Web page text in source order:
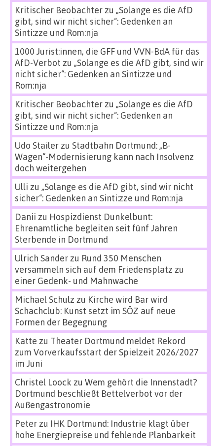
Kritischer Beobachterzu „Solange es die AfD
gibt, sind wir nicht sicher“: Gedenken an
Sinti:zze und Rom:nja
1000 Jurist:innen, die GFF und VVN-BdA für das
AfD-Verbot zu „Solange es die AfD gibt, sind wir
nicht sicher“: Gedenken an Sinti:zze und
Rom:nja
Kritischer Beobachterzu „Solange es die AfD
gibt, sind wir nicht sicher“: Gedenken an
Sinti:zze und Rom:nja
Udo Stailerzu Stadtbahn Dortmund: „B-
Wagen“-Modernisierung kann nach Insolvenz
doch weitergehen
Ulli zu „Solange es die AfD gibt, sind wir nicht
sicher“: Gedenken an Sinti:zze und Rom:nja
Danii zu Hospizdienst Dunkelbunt:
Ehrenamtliche begleiten seit fünf Jahren
Sterbende in Dortmund
Ulrich Sanderzu Rund 350 Menschen
versammeln sich auf dem Friedensplatz zu
einer Gedenk- und Mahnwache
Michael Schulz zu Kirche wird Bar wird
Schachclub: Kunst setzt im SÖZ auf neue
Formen der Begegnung
Katte zu Theater Dortmund meldet Rekord
zum Vorverkaufsstart der Spielzeit 2026/2027
im Juni
Christel Loock zu Wem gehört die Innenstadt?
Dortmund beschließt Bettelverbot vor der
Außengastronomie
Peterzu IHK Dortmund: Industrie klagt über
hohe Energiepreise und fehlende Planbarkeit